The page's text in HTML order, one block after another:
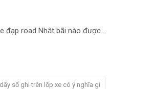
đạp road Nhật bãi nào được...
dãy số ghi trên lốp xe có ý nghĩa gì